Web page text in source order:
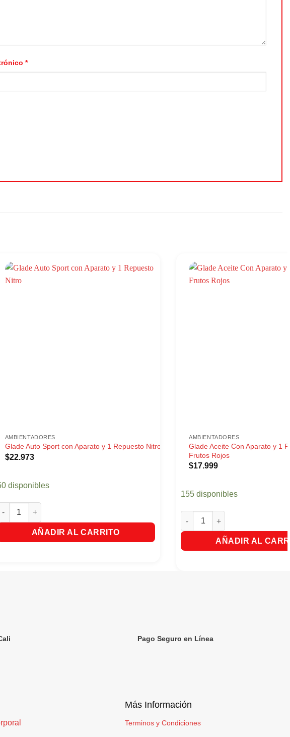
*
AMBIENTADORES
Glade Auto Sport con Aparato y 1 Repuesto Nitro
$22.973
disponibles
Glade Auto Sport con Aparato y 1 Repuesto Nitro cantidad
AÑADIR AL CARRITO
AMBIENTADORES
Glade Aceite Con Aparato y 1
Frutos Rojos
$17.999
155 disponibles
Glade Aceite Con Aparato y 1
AÑADIR AL
Pago Seguro en Línea
Más Información
Terminos y Condiciones